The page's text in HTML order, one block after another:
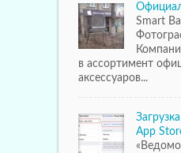
Smart
в ассортимент
аксессуаров...
App